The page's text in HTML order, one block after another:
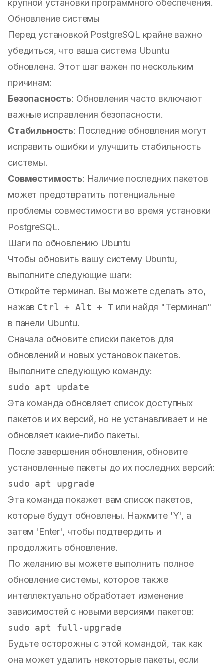
крупной установки программного обеспечения.
Обновление системы
Перед установкой PostgreSQL крайне важно
убедиться, что ваша система Ubuntu
обновлена. Этот шаг важен по нескольким
причинам:
Безопасность: Обновления часто включают
важные исправления безопасности.
Стабильность: Последние обновления могут
исправить ошибки и улучшить стабильность
системы.
Совместимость: Наличие последних пакетов
может предотвратить потенциальные
проблемы совместимости во время установки
PostgreSQL.
Шаги по обновлению Ubuntu
Чтобы обновить вашу систему Ubuntu,
выполните следующие шаги:
Откройте терминал. Вы можете сделать это,
нажав Ctrl + Alt + Tили найдя "Терминал"
в панели Ubuntu.
Сначала обновите списки пакетов для
обновлений и новых установок пакетов.
Выполните следующую команду:
sudo
Эта команда обновляет список доступных
пакетов и их версий, но не устанавливает и не
обновляет какие-либо пакеты.
После завершения обновления, обновите
установленные пакеты до их последних версий:
sudo
Эта команда покажет вам список пакетов,
которые будут обновлены. Нажмите 'Y', а
затем 'Enter', чтобы подтвердить и
продолжить обновление.
По желанию вы можете выполнить полное
обновление системы, которое также
интеллектуально обработает изменение
зависимостей с новыми версиями пакетов:
sudo
Будьте осторожны с этой командой, так как
она может удалить некоторые пакеты, если